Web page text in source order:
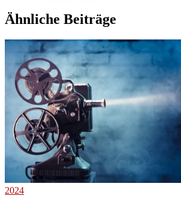
Ähnliche Beiträge
2024